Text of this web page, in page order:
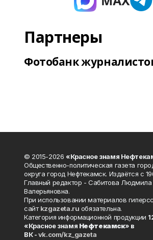
Партнеры
Фотобанк
© 2015-2026 «Красное знамя
Общественно-политическая газета
округа город Нефтекамск. Издаётся с
Главный редактор - Сабитова Людмила
Валерьяновна.
При использовании материалов
сайтkzgazeta.ru обязательна.
Категория информационной продукции
«Красное знамя Нефтекамск» в
ВК -vk.com/kz_gazeta